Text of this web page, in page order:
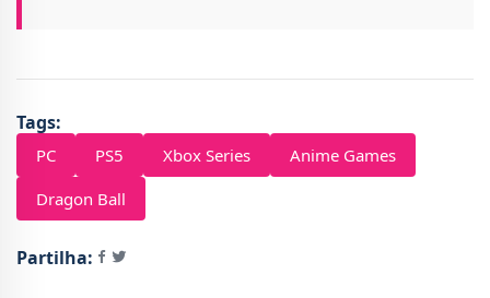
Tags:
PC PS5 Xbox Series
Anime Games
Dragon Ball
Partilha: